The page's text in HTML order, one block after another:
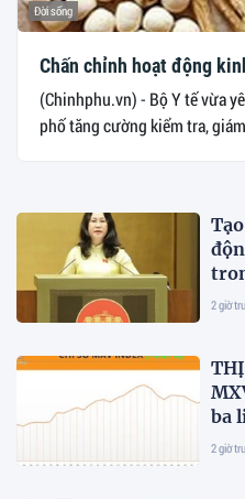
Đời sống
Chấn chỉnh hoạt động
(Chinhphu.vn) - Bộ Y tế vừa
phố tăng cường kiểm tra,
2 giờ
THỊ
ba
2 giờ